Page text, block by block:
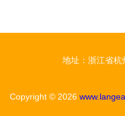
地址：浙江省
Copyright © 2026